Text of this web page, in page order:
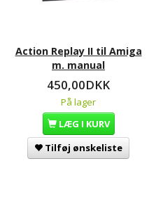
Action Replay II til Amiga
m. manual
450,00DKK
På lager
LÆG I KURV
Tilføj ønskeliste